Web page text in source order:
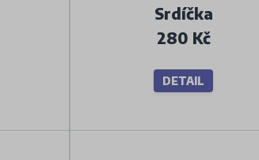
Srdíčka
280 Kč
DETAIL